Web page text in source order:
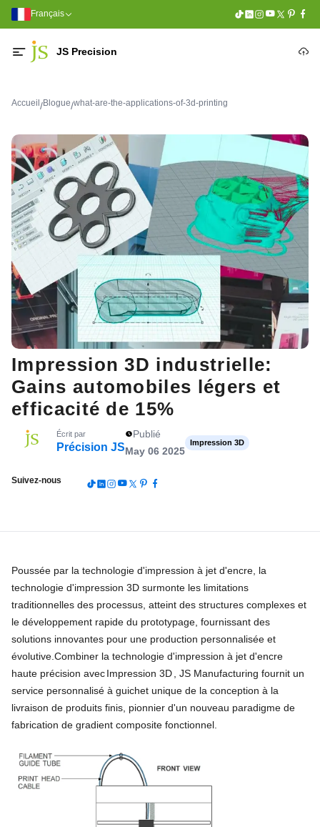
Français
JS Precision
Accueil /Blogue/what-are-the-applications-of-3d-printing
Impression 3D industrielle:
Gains automobiles légers et
efficacité de 15%
Écrit par
Précision JS
Publié
May 06 2025
Impression 3D
Suivez-nous
Poussée par la technologie d'impression à jet d'encre, la
technologie d'impression 3D surmonte les limitations
traditionnelles des processus, atteint des structures complexes et
le développement rapide du prototypage, fournissant des
solutions innovantes pour une production personnalisée et
évolutive. Combiner la technologie d'impression à jet d'encre
haute précision avecImpression 3D
, JS Manufacturing fournit un
service personnalisé à guichet unique de la conception à la
livraison de produits finis, pionnier d'un nouveau paradigme de
fabrication de gradient composite fonctionnel.